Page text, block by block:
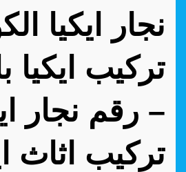
نجار ايكيا
تركيب ايكيا
– رقم نجار
تركيب اثاث